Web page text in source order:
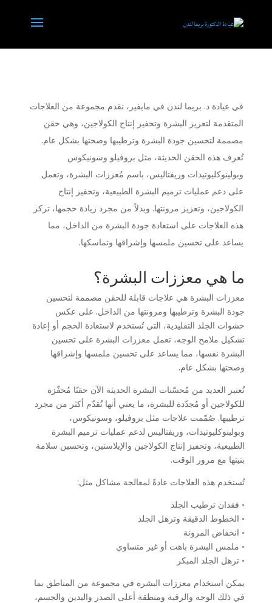
في عيادة د. بريما لندن في مايفير، نقدم مجموعة من العلاجات
المتقدمة لتعزيز البشرة وتحفيز إنتاج الكولاجين، وهي حقن
مصممة لتحسين جودة البشرة وترطيبها وصحتها بشكل عام.
تُعرف هذه الحقن الحديثة، مثل بروفيلو وسونيكوس
وبولينوكليوتيدات وريفتاليس، باسم مُعززات البشرة، وتعمل
على دعم عمليات ترميم البشرة الطبيعية، وتحفيز إنتاج
الكولاجين، وتعزيز مرونتها. وبدلاً من مجرد زيادة حجمها، تركز
هذه العلاجات على استعادة جودة البشرة من الداخل، مما
يساعد على تحسين ملمسها وإشراقها وتماسكها.
ما هي معززات البشرة؟
معززات البشرة هي علاجات قابلة للحقن مصممة لتحسين
جودة البشرة وترطيبها ومرونتها من الداخل. على عكس
حشوات الجلد التقليدية، التي تُستخدم لاستعادة الحجم أو إعادة
تشكيل ملامح الوجه، تعمل معززات البشرة على تحسين
البشرة نفسها، مما يساعد على تحسين ملمسها وإشراقها
وصحتها بشكل عام.
تُعتبر العديد من مُحسّنات البشرة الحديثة الآن حقنًا مُحفّزة
للكولاجين أو مُجدّدة للبشرة، ما يعني أنها تُقدّم أكثر من مجرد
ترطيبها. صُمّمت علاجات مثل بروفيلو، وسونيكوس،
وبولينوكليوتيدات، وريفتاليس لدعم عمليات ترميم البشرة
الطبيعية، وتحفيز إنتاج الكولاجين والإيلاستين، وتحسين سلامة
بنيتها مع مرور الوقت.
تُستخدم هذه العلاجات عادةً لمعالجة مشاكل مثل:
• فقدان ترطيب الجلد
• الخطوط الدقيقة وترهل الجلد
• انخفاض المرونة
• ملمس البشرة باهت أو غير متساوي
• ترهل الجلد المبكر
يمكن استخدام معززات البشرة في مجموعة من المناطق بما
في ذلك الوجه والرقبة ومنطقة أعلى الصدر واليدين والجسم،